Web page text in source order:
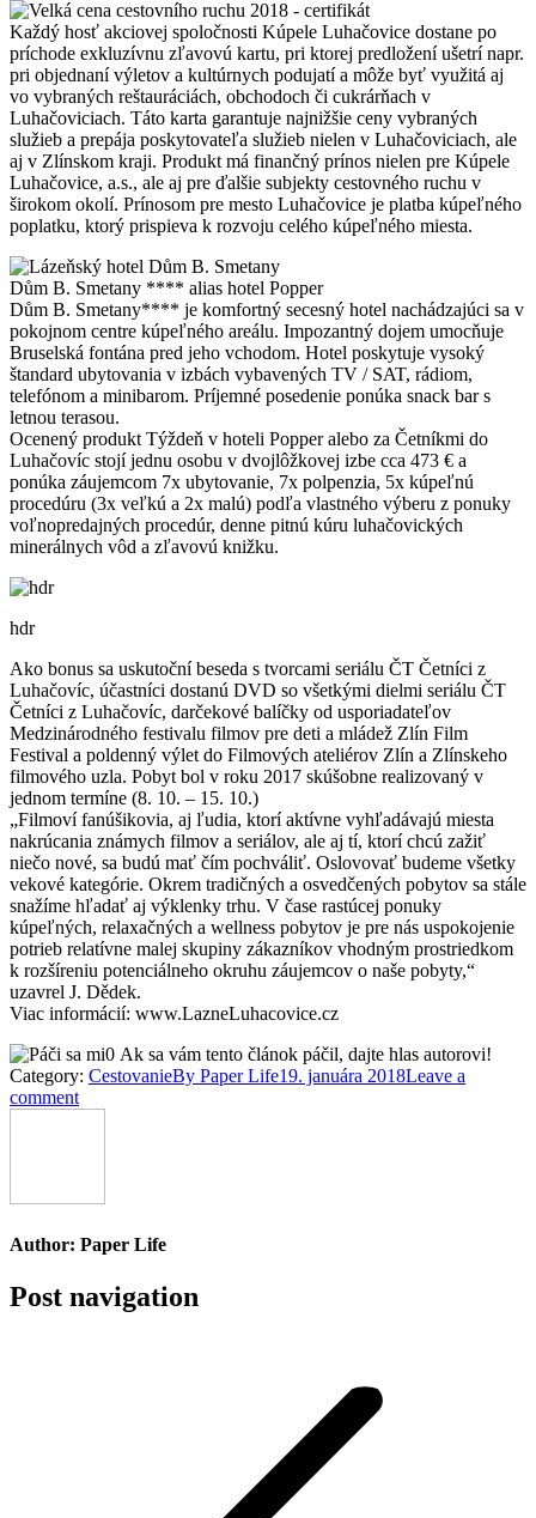
Každý hosť akciovej spoločnosti Kúpele Luhačovice dostane po
príchode exkluzívnu zľavovú kartu, pri ktorej predložení ušetrí napr.
pri objednaní výletov a kultúrnych podujatí a môže byť využitá aj
vo vybraných reštauráciách, obchodoch či cukrárňach v
Luhačoviciach. Táto karta garantuje najnižšie ceny vybraných
služieb a prepája poskytovateľa služieb nielen v Luhačoviciach, ale
aj v Zlínskom kraji. Produkt má finančný prínos nielen pre Kúpele
Luhačovice, a.s., ale aj pre ďalšie subjekty cestovného ruchu v
širokom okolí. Prínosom pre mesto Luhačovice je platba kúpeľného
poplatku, ktorý prispieva k rozvoju celého kúpeľného miesta.
Dům B. Smetany **** alias hotel Popper
Dům B. Smetany**** je komfortný secesný hotel nachádzajúci sa v
pokojnom centre kúpeľného areálu. Impozantný dojem umocňuje
Bruselská fontána pred jeho vchodom. Hotel poskytuje vysoký
štandard ubytovania v izbách vybavených TV / SAT, rádiom,
telefónom a minibarom. Príjemné posedenie ponúka snack bar s
letnou terasou.
Ocenený produkt Týždeň v hoteli Popper alebo za Četníkmi do
Luhačovíc stojí jednu osobu v dvojlôžkovej izbe cca 473 € a
ponúka záujemcom 7x ubytovanie, 7x polpenzia, 5x kúpeľnú
procedúru (3x veľkú a 2x malú) podľa vlastného výberu z ponuky
voľnopredajných procedúr, denne pitnú kúru luhačovických
minerálnych vôd a zľavovú knižku.
hdr
Ako bonus sa uskutoční beseda s tvorcami seriálu ČT Četníci z
Luhačovíc, účastníci dostanú DVD so všetkými dielmi seriálu ČT
Četníci z Luhačovíc, darčekové balíčky od usporiadateľov
Medzinárodného festivalu filmov pre deti a mládež Zlín Film
Festival a poldenný výlet do Filmových ateliérov Zlín a Zlínskeho
filmového uzla. Pobyt bol v roku 2017 skúšobne realizovaný v
jednom termíne (8. 10. – 15. 10.)
„Filmoví fanúšikovia, aj ľudia, ktorí aktívne vyhľadávajú miesta
nakrúcania známych filmov a seriálov, ale aj tí, ktorí chcú zažiť
niečo nové, sa budú mať čím pochváliť. Oslovovať budeme všetky
vekové kategórie. Okrem tradičných a osvedčených pobytov sa stále
snažíme hľadať aj výklenky trhu. V čase rastúcej ponuky
kúpeľných, relaxačných a wellness pobytov je pre nás uspokojenie
potrieb relatívne malej skupiny zákazníkov vhodným prostriedkom
k rozšíreniu potenciálneho okruhu záujemcov o naše pobyty,“
uzavrel J. Dědek.
Viac informácií: www.LazneLuhacovice.cz
0 Ak sa vám tento článok páčil, dajte hlas autorovi!
Category: CestovanieBy Paper Life19. januára 2018Leave a
comment
Author: Paper Life
Post navigation